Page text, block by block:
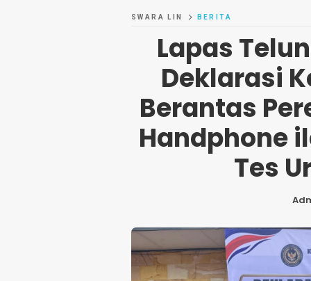
SWARA LIN BERITA
Lapas
Deklarasi
Berantas
Handphone
Tes